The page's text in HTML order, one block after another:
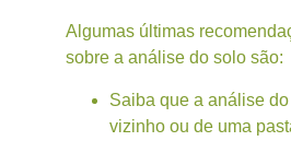
Algumas últimas
sobre a análise do solo são:
Saiba que a análise
vizinho ou de uma